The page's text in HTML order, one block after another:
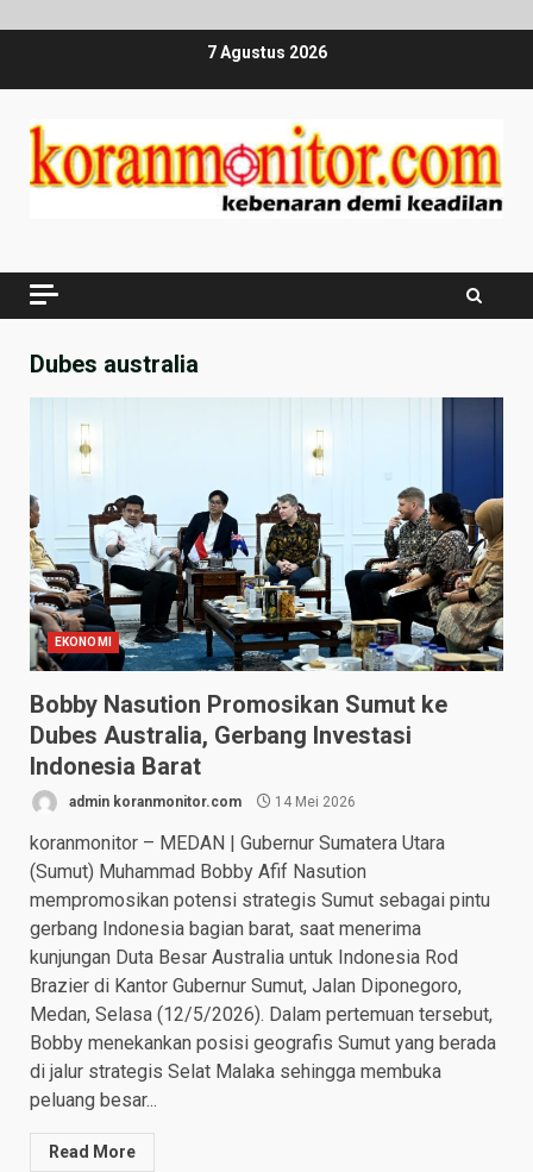
7 Agustus 2026
Dubes australia
EKONOMI
Bobby Nasution Promosikan Sumut ke
Dubes Australia, Gerbang Investasi
Indonesia Barat
admin koranmonitor.com 14 Mei 2026
koranmonitor – MEDAN | Gubernur Sumatera Utara
(Sumut) Muhammad Bobby Afif Nasution
mempromosikan potensi strategis Sumut sebagai pintu
gerbang Indonesia bagian barat, saat menerima
kunjungan Duta Besar Australia untuk Indonesia Rod
Brazier di Kantor Gubernur Sumut, Jalan Diponegoro,
Medan, Selasa (12/5/2026). Dalam pertemuan tersebut,
Bobby menekankan posisi geografis Sumut yang berada
di jalur strategis Selat Malaka sehingga membuka
peluang besar...
Read More